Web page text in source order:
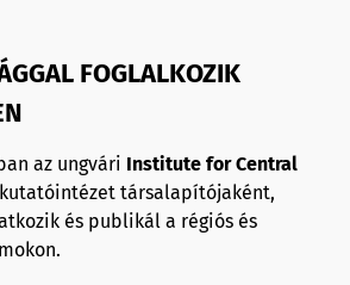
FOGLALKOZIK
az ungvári Institute for Central
kutatóintézet társalapítójaként,
és publikál a régiós és